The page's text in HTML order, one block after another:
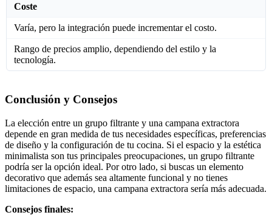
Coste
Varía, pero la integración puede incrementar el costo.
Rango de precios amplio, dependiendo del estilo y la
tecnología.
Conclusión y Consejos
La elección entre un grupo filtrante y una campana extractora
depende en gran medida de tus necesidades específicas, preferencias
de diseño y la configuración de tu cocina. Si el espacio y la estética
minimalista son tus principales preocupaciones, un grupo filtrante
podría ser la opción ideal. Por otro lado, si buscas un elemento
decorativo que además sea altamente funcional y no tienes
limitaciones de espacio, una campana extractora sería más adecuada.
Consejos finales: